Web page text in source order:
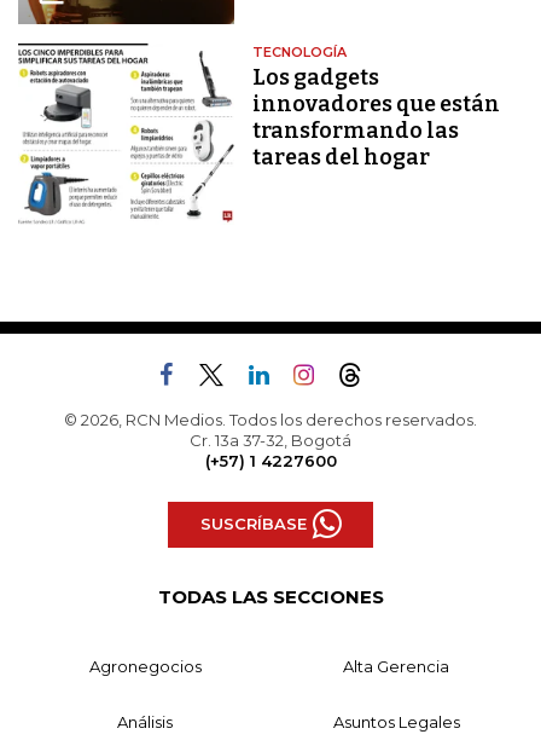
TECNOLOGÍA
Los gadgets
innovadores que están
transformando las
tareas del hogar
© 2026, RCN Medios. Todos los derechos reservados.
Cr. 13a 37-32, Bogotá
(+57) 1 4227600
SUSCRÍBASE
TODAS LAS SECCIONES
Agronegocios Alta Gerencia
Análisis Asuntos Legales